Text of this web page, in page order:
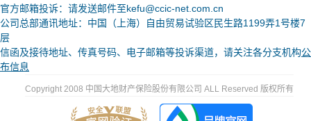
官方邮箱投诉：请发送邮件至kefu@ccic-net.com.cn
公司总部通讯地址：中国（上海）自由贸易试验区民生路1199弄1号楼7
层
信函及接待地址、传真号码、电子邮箱等投诉渠道，请关注各分支机构公
布信息
Copyright 2008 中国大地财产保险股份有限公司 ALL Reserved 版权所有